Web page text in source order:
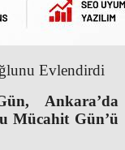
Evlendirdi
Ankara’da
Mücahit Gün’ü